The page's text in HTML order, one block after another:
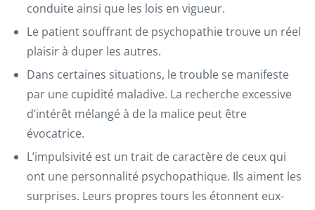
conduite ainsi que les lois en vigueur.
Le patient souffrant de psychopathie trouve un réel
plaisir à duper les autres.
Dans certaines situations, le trouble se manifeste
par une cupidité maladive. La recherche excessive
d’intérêt mélangé à de la malice peut être
évocatrice.
L’impulsivité est un trait de caractère de ceux qui
ont une personnalité psychopathique. Ils aiment les
surprises. Leurs propres tours les étonnent eux-